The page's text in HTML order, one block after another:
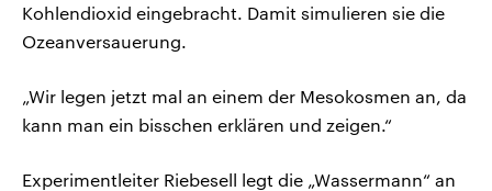
Kohlendioxid eingebracht. Damit simulieren sie die
Ozeanversauerung.
„Wir legen jetzt mal an einem der Mesokosmen an, da
kann man ein bisschen erklären und zeigen.“
Experimentleiter Riebesell legt die „Wassermann“ an